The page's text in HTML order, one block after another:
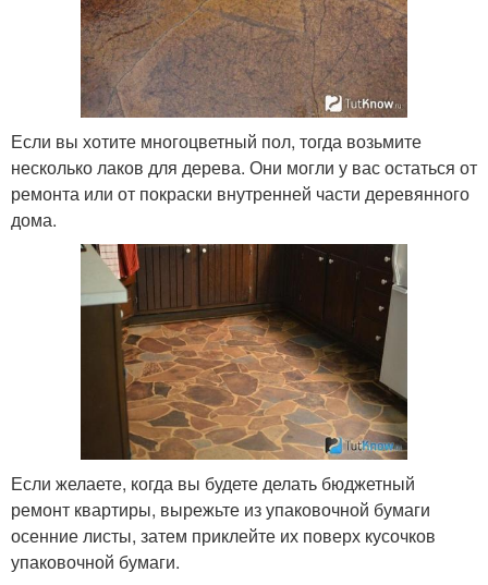
Если вы хотите многоцветный пол, тогда возьмите
несколько лаков для дерева. Они могли у вас остаться от
ремонта или от покраски внутренней части деревянного
дома.
Если желаете, когда вы будете делать бюджетный
ремонт квартиры, вырежьте из упаковочной бумаги
осенние листы, затем приклейте их поверх кусочков
упаковочной бумаги.